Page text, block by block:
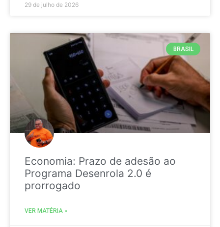
29 de julho de 2026
BRASIL
Economia: Prazo de adesão ao
Programa Desenrola 2.0 é
prorrogado
VER MATÉRIA »